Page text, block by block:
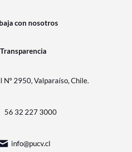
con nosotros
Transparencia
N° 2950, Valparaíso, Chile.
56 32 227 3000
info@pucv.cl